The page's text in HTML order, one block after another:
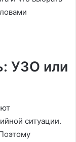
УЗО или
ситуации.